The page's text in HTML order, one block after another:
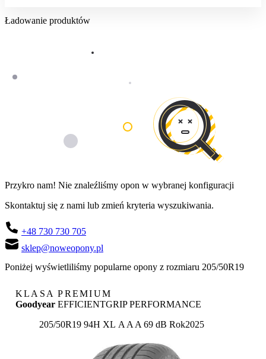
Ładowanie produktów
Przykro nam! Nie znaleźliśmy opon w wybranej konfiguracji
Skontaktuj się z nami lub zmień kryteria wyszukiwania.
+48 730 730 705
sklep@noweopony.pl
Poniżej wyświetliliśmy popularne opony z rozmiaru 205/50R19
KLASA PREMIUM
Goodyear EFFICIENTGRIP PERFORMANCE
205/50R19 94H XL Etykieta:
A A A 69 dB Rok2025